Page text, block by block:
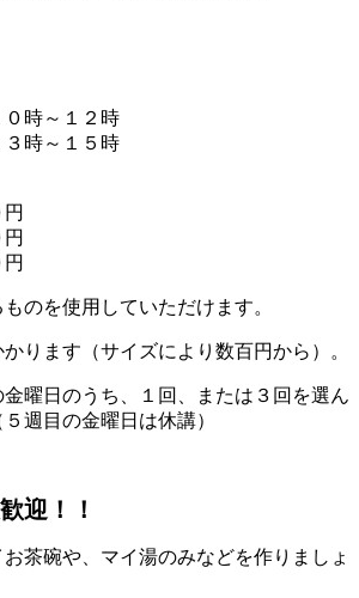
時～１２時
時～１５時
のを使用していただけます。
ります（サイズにより数百円から）。
金曜日のうち、１回、または３回を選ん
週目の金曜日は休講）
迎！！
茶碗や、マイ湯のみなどを作りましょ